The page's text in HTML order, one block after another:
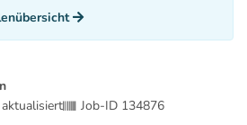
Job-ID 134876